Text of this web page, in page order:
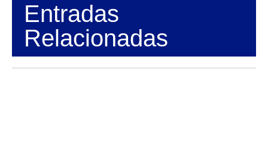
Entradas
Relacionadas